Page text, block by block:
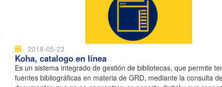
2018-05-23
Koha, catalogo en línea
Es un sistema integrado de gestión de bibliotecas, que permite
fuentes bibliográficas en materia de GRD, mediante la consulta